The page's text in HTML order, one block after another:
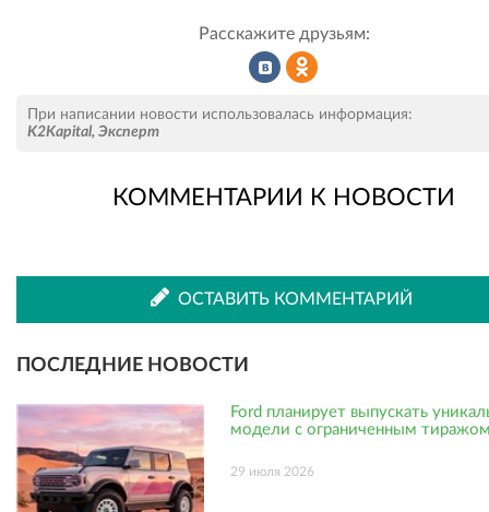
Расскажите друзьям:
во
ВКонтакте
Одноклассниках
При написании новости использовалась информация:
K2Kapital, Эксперт
КОММЕНТАРИИ К НОВОСТИ
ОСТАВИТЬ КОММЕНТАРИЙ
ПОСЛЕДНИЕ НОВОСТИ
Ford планирует выпускать
модели с ограниченным
29 июля 2026